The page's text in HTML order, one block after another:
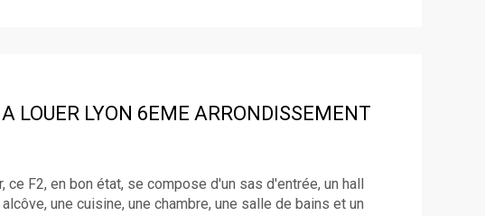
LOUER LYON 6EME ARRONDISSEMENT
ce F2, en bon état, se compose d'un sas d'entrée, un hall
une cuisine, une chambre, une salle de bains et un